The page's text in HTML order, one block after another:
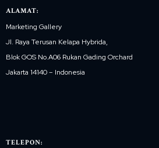
ALAMAT:
Marketing Gallery
Jl. Raya Terusan Kelapa Hybrida,
Blok GOS No.A06 Rukan Gading Orchard
Jakarta 14140 – Indonesia
TELEPON: